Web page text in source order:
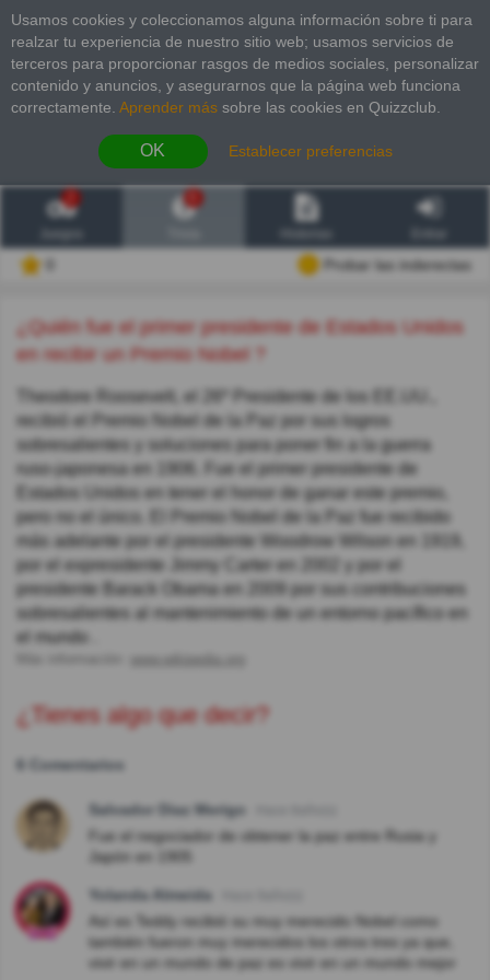
Usamos cookies y coleccionamos alguna información sobre ti para
realzar tu experiencia de nuestro sitio web; usamos servicios de
terceros para proporcionar rasgos de medios sociales, personalizar
contenido y anuncios, y asegurarnos que la página web funciona
correctamente. Aprender más sobre las cookies en Quizzclub.
OK Establecer preferencias
2
Probar las inderectas
¿Quién fue el primer presidente de Estados Unidos
en recibir un Premio Nobel ?
Theodore Roosevelt, el 26º Presidente de los EE.UU.,
recibió el Premio Nobel de la Paz por sus logros
sobresalientes y soluciones para poner fin a la guerra
ruso-japonesa en 1906. Fue el primer presidente de
Estados Unidos en tener el honor de ganar este premio,
pero no el único. El Premio Nobel de la Paz fue recibido
más adelante por el presidente Woodrow Wilson en 1919,
por el expresidente Jimmy Carter en 2002 y por el
presidente Barack Obama en 2009 por sus contribuciones
sobresalientes al mantenimiento de un entorno pacífico en
el mundo .
www.wikipedia.org
¿Tienes algo que decir?
6 Comentarios
Salvador Diaz Merigo
Fue el negociador de obtener la paz entre Rusia y
Japón en 1905
Yolanda Almeida
Así es Teddy recibió su muy merecido Nobel como
también fueron muy merecidos los otros tres ya que,
vivir en un mundo de paz es vivir en un mundo mejor